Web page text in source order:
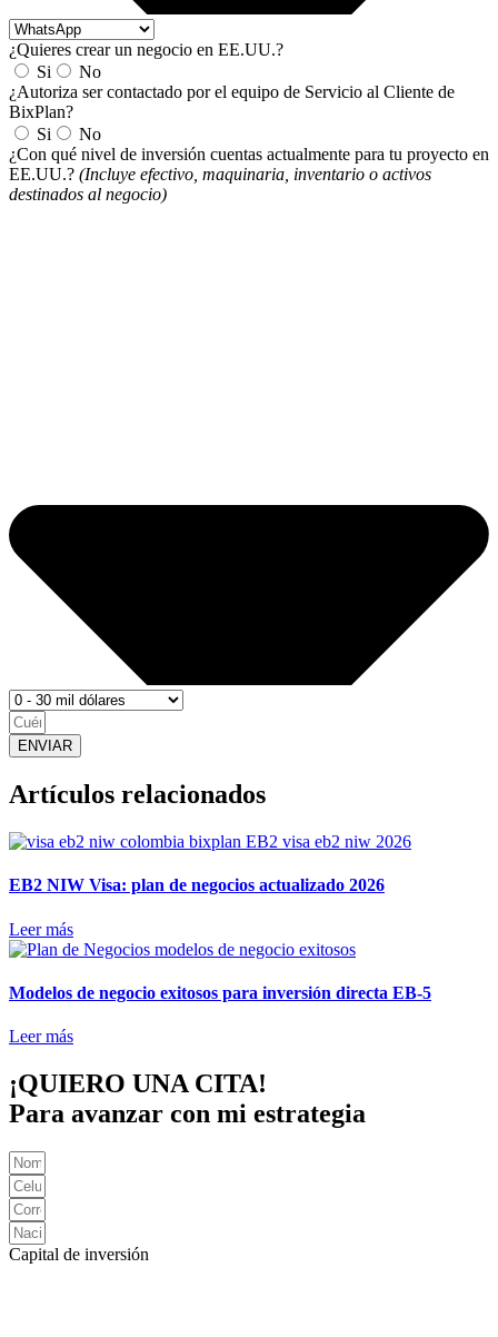
¿Quieres crear un negocio en EE.UU.?
Si
No
¿Autoriza ser contactado por el equipo de Servicio al Cliente de
BixPlan?
Si
No
¿Con qué nivel de inversión cuentas actualmente para tu proyecto en
EE.UU.? (Incluye efectivo, maquinaria, inventario o activos
destinados al negocio)
ENVIAR
Artículos relacionados
EB2 NIW Visa: plan de negocios actualizado 2026
Leer más
Modelos de negocio exitosos para inversión directa EB-5
Leer más
¡QUIERO UNA CITA!
Para avanzar con mi estrategia
Capital de inversión